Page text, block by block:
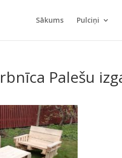
Sākums Pulciņi
Palešu